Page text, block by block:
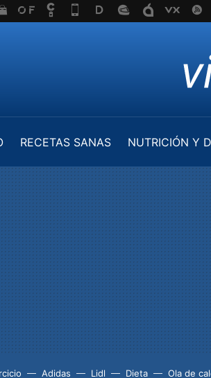
RECETAS SANAS NUTRICIÓN Y
Adidas Lidl Dieta Ola de